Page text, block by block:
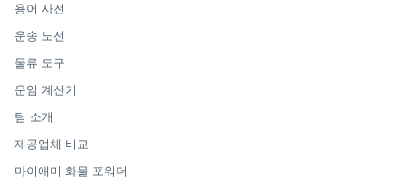
용어 사전
운송 노선
물류 도구
운임 계산기
팀 소개
제공업체 비교
마이애미 화물 포워더